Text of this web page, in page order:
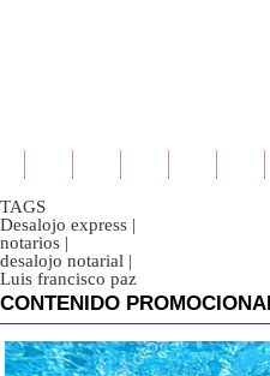
TAGS
Desalojo express |
notarios |
desalojo notarial |
Luis francisco paz